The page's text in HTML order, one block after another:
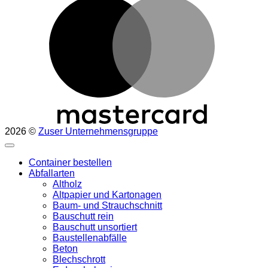
2026 © Zuser Unternehmensgruppe
Container bestellen
Abfallarten
Altholz
Altpapier und Kartonagen
Baum- und Strauchschnitt
Bauschutt rein
Bauschutt unsortiert
Baustellenabfälle
Beton
Blechschrott